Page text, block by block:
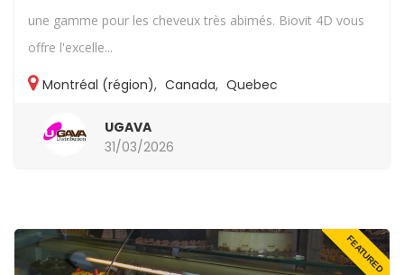
une gamme pour les cheveux très abimés. Biovit 4D vous
offre l'excelle...
Montréal (région), Canada, Quebec
UGAVA
31/03/2026
FEATURED